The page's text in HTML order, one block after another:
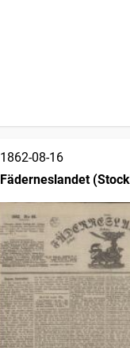
1862-08-16
Fäderneslandet